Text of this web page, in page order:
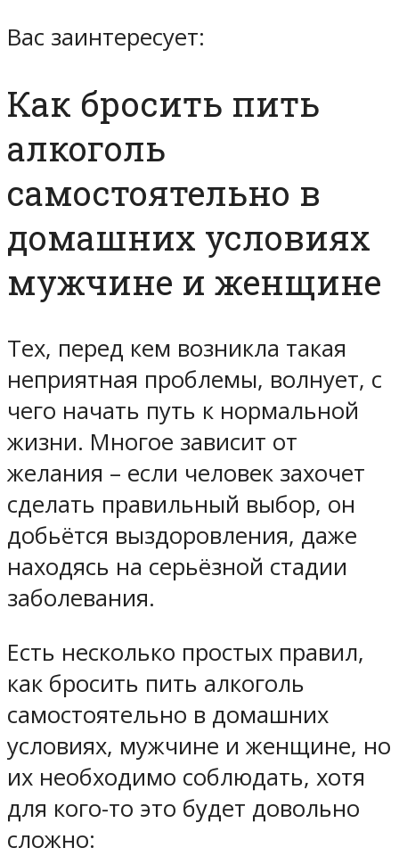
Вас заинтересует:
Как бросить пить
алкоголь
самостоятельно в
домашних условиях
мужчине и женщине
Тех, перед кем возникла такая
неприятная проблемы, волнует, с
чего начать путь к нормальной
жизни. Многое зависит от
желания – если человек захочет
сделать правильный выбор, он
добьётся выздоровления, даже
находясь на серьёзной стадии
заболевания.
Есть несколько простых правил,
как бросить пить алкоголь
самостоятельно в домашних
условиях, мужчине и женщине, но
их необходимо соблюдать, хотя
для кого-то это будет довольно
сложно: